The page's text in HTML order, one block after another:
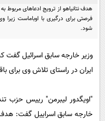
هدف نتانیاهو از ترویج ادعاهای مربوط
فرصتی برای درگیری با اوباماست زیرا
شود.
وزیر خارجه سابق اسرائیل گفت
ایران در راستای تلاش وی برای
"اویگدور لیبرمن" رییس حزب
خارجه سابق اسراییل گفت: هدف